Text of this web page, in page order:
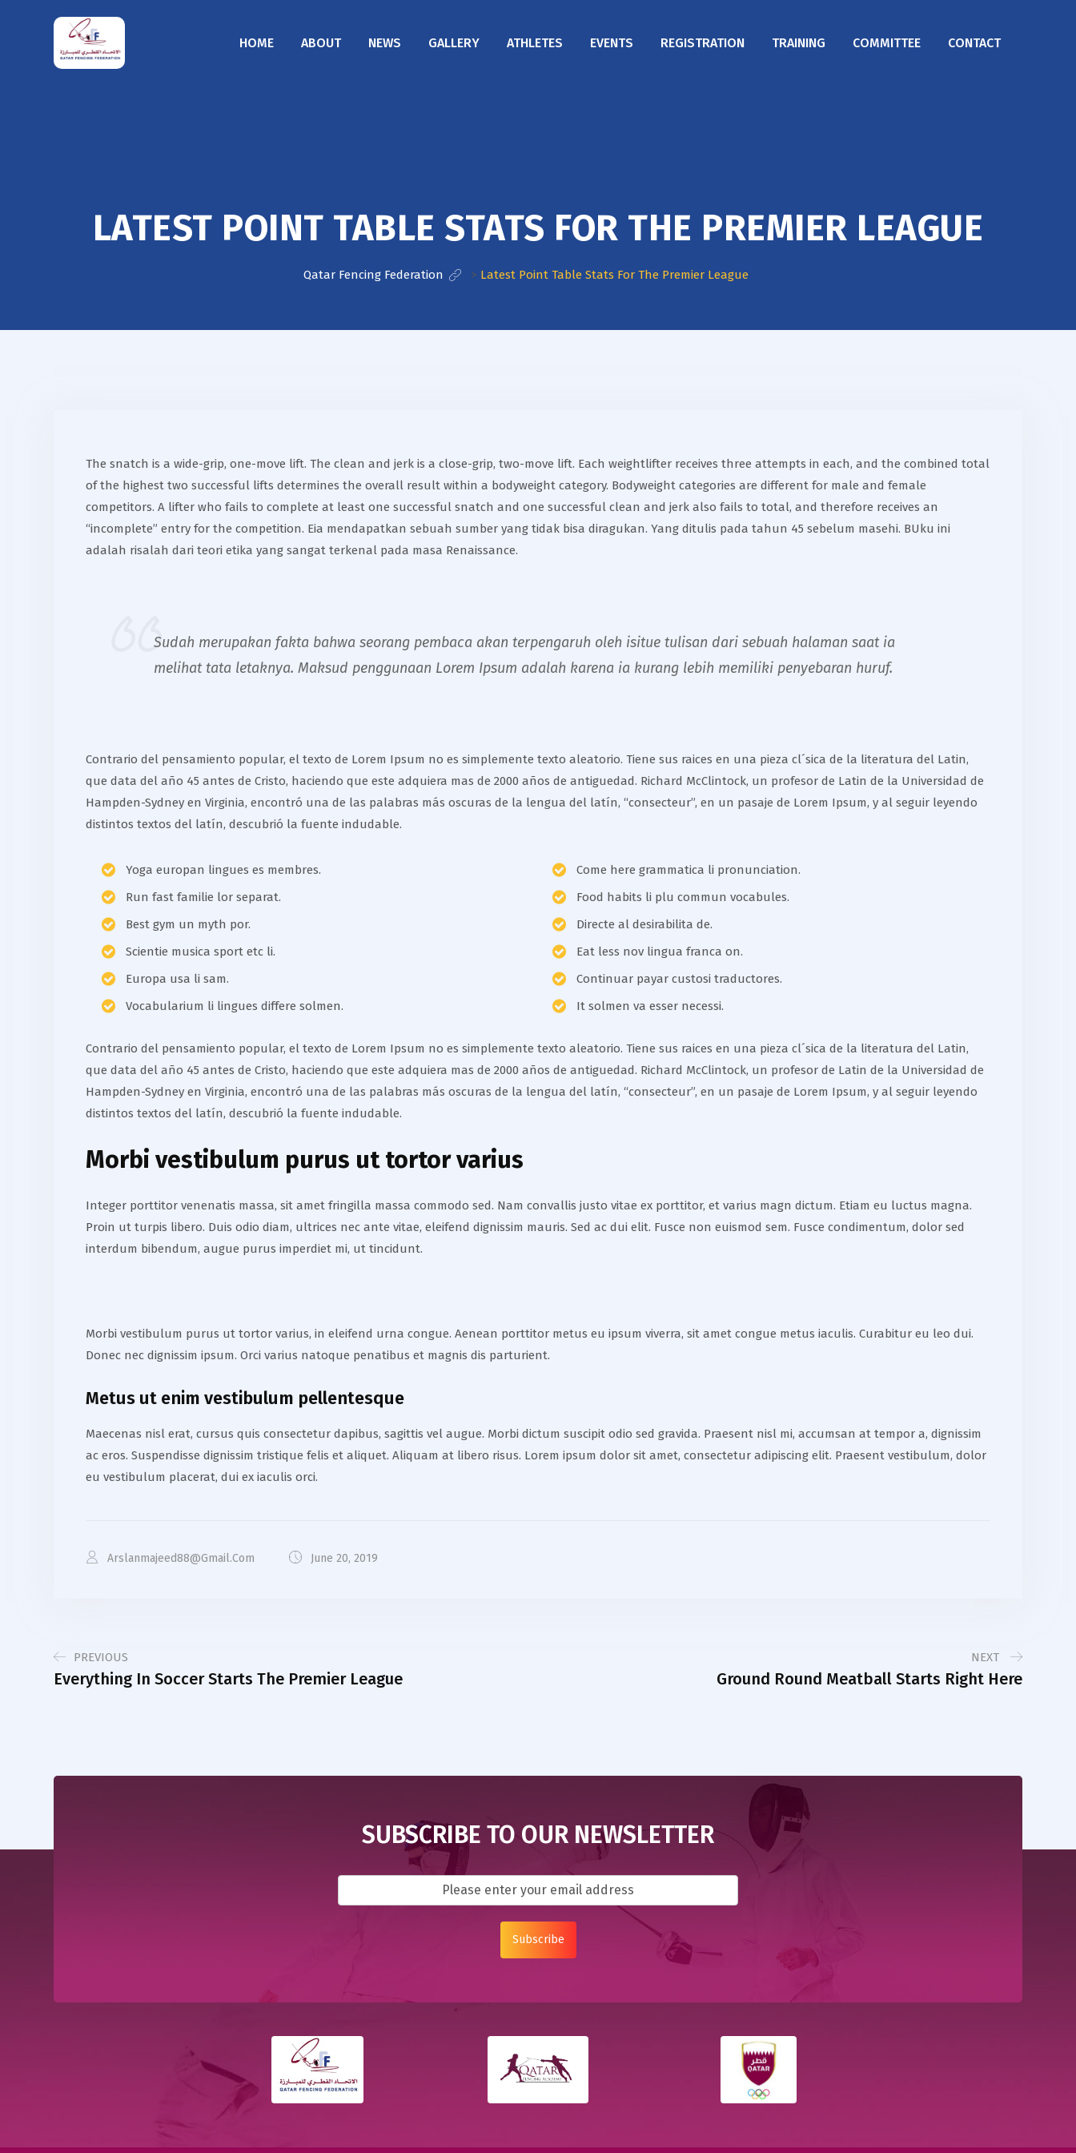
HOME ABOUT NEWS GALLERY ATHLETES EVENTS REGISTRATION TRAINING COMMITTEE CONTACT
LATEST POINT TABLE STATS FOR THE PREMIER LEAGUE
Qatar Fencing Federation > Latest Point Table Stats For The Premier League
The snatch is a wide-grip, one-move lift. The clean and jerk is a close-grip, two-move lift. Each weightlifter receives three attempts in each, and the combined total
of the highest two successful lifts determines the overall result within a bodyweight category. Bodyweight categories are different for male and female
competitors. A lifter who fails to complete at least one successful snatch and one successful clean and jerk also fails to total, and therefore receives an
“incomplete” entry for the competition. Eia mendapatkan sebuah sumber yang tidak bisa diragukan. Yang ditulis pada tahun 45 sebelum masehi. BUku ini
adalah risalah dari teori etika yang sangat terkenal pada masa Renaissance.
Sudah merupakan fakta bahwa seorang pembaca akan terpengaruh oleh isitue tulisan dari sebuah halaman saat ia
melihat tata letaknya. Maksud penggunaan Lorem Ipsum adalah karena ia kurang lebih memiliki penyebaran huruf.
Contrario del pensamiento popular, el texto de Lorem Ipsum no es simplemente texto aleatorio. Tiene sus raices en una pieza cl´sica de la literatura del Latin,
que data del año 45 antes de Cristo, haciendo que este adquiera mas de 2000 años de antiguedad. Richard McClintock, un profesor de Latin de la Universidad de
Hampden-Sydney en Virginia, encontró una de las palabras más oscuras de la lengua del latín, “consecteur”, en un pasaje de Lorem Ipsum, y al seguir leyendo
distintos textos del latín, descubrió la fuente indudable.
Yoga europan lingues es membres.
Run fast familie lor separat.
Best gym un myth por.
Scientie musica sport etc li.
Europa usa li sam.
Vocabularium li lingues differe solmen.
Come here grammatica li pronunciation.
Food habits li plu commun vocabules.
Directe al desirabilita de.
Eat less nov lingua franca on.
Continuar payar custosi traductores.
It solmen va esser necessi.
Contrario del pensamiento popular, el texto de Lorem Ipsum no es simplemente texto aleatorio. Tiene sus raices en una pieza cl´sica de la literatura del Latin,
que data del año 45 antes de Cristo, haciendo que este adquiera mas de 2000 años de antiguedad. Richard McClintock, un profesor de Latin de la Universidad de
Hampden-Sydney en Virginia, encontró una de las palabras más oscuras de la lengua del latín, “consecteur”, en un pasaje de Lorem Ipsum, y al seguir leyendo
distintos textos del latín, descubrió la fuente indudable.
Morbi vestibulum purus ut tortor varius
Integer porttitor venenatis massa, sit amet fringilla massa commodo sed. Nam convallis justo vitae ex porttitor, et varius magn dictum. Etiam eu luctus magna.
Proin ut turpis libero. Duis odio diam, ultrices nec ante vitae, eleifend dignissim mauris. Sed ac dui elit. Fusce non euismod sem. Fusce condimentum, dolor sed
interdum bibendum, augue purus imperdiet mi, ut tincidunt.
Morbi vestibulum purus ut tortor varius, in eleifend urna congue. Aenean porttitor metus eu ipsum viverra, sit amet congue metus iaculis. Curabitur eu leo dui.
Donec nec dignissim ipsum. Orci varius natoque penatibus et magnis dis parturient.
Metus ut enim vestibulum pellentesque
Maecenas nisl erat, cursus quis consectetur dapibus, sagittis vel augue. Morbi dictum suscipit odio sed gravida. Praesent nisl mi, accumsan at tempor a, dignissim
ac eros. Suspendisse dignissim tristique felis et aliquet. Aliquam at libero risus. Lorem ipsum dolor sit amet, consectetur adipiscing elit. Praesent vestibulum, dolor
eu vestibulum placerat, dui ex iaculis orci.
Arslanmajeed88@gmail.com June 20, 2019
PREVIOUS
Everything In Soccer Starts The Premier League
NEXT
Ground Round Meatball Starts Right Here
SUBSCRIBE TO OUR NEWSLETTER
Subscribe